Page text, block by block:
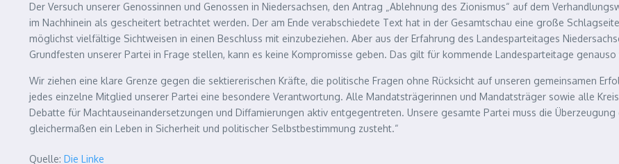
Der Versuch unserer Genossinnen und Genossen in Niedersachsen, den Antrag „Ablehnung des Zionismus“ auf dem
im Nachhinein als gescheitert betrachtet werden. Der am Ende verabschiedete Text hat in der Gesamtschau eine große
möglichst vielfältige Sichtweisen in einen Beschluss mit einzubeziehen. Aber aus der Erfahrung des Landesparteitages
Grundfesten unserer Partei in Frage stellen, kann es keine Kompromisse geben. Das gilt für kommende Landesparteitage
Wir ziehen eine klare Grenze gegen die sektiererischen Kräfte, die politische Fragen ohne Rücksicht auf unseren gemeinsamen
jedes einzelne Mitglied unserer Partei eine besondere Verantwortung. Alle Mandatsträgerinnen und Mandatsträger sowie alle
Debatte für Machtauseinandersetzungen und Diffamierungen aktiv entgegentreten. Unsere gesamte Partei muss die
gleichermaßen ein Leben in Sicherheit und politischer Selbstbestimmung zusteht.“
Quelle: Die Linke